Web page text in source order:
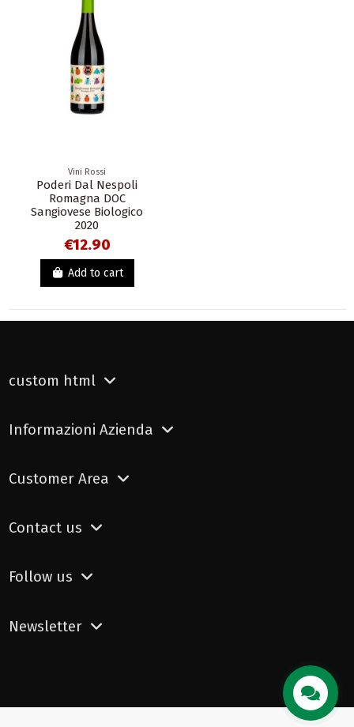
Vini Rossi
Poderi Dal Nespoli
Romagna DOC
Sangiovese Biologico
2020
€12.90
Add to cart
custom html
Informazioni Azienda
Customer Area
Contact us
Follow us
Newsletter